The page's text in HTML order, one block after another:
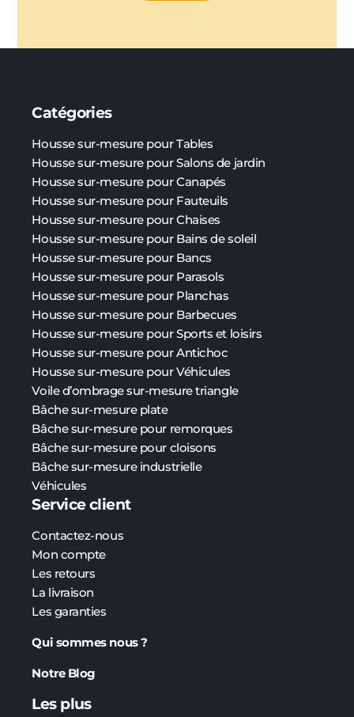
Catégories
Housse sur-mesure pour Tables
Housse sur-mesure pour Salons de jardin
Housse sur-mesure pour Canapés
Housse sur-mesure pour Fauteuils
Housse sur-mesure pour Chaises
Housse sur-mesure pour Bains de soleil
Housse sur-mesure pour Bancs
Housse sur-mesure pour Parasols
Housse sur-mesure pour Planchas
Housse sur-mesure pour Barbecues
Housse sur-mesure pour Sports et loisirs
Housse sur-mesure pour Antichoc
Housse sur-mesure pour Véhicules
Voile d’ombrage sur-mesure triangle
Bâche sur-mesure plate
Bâchesur-mesurepour remorques
Bâchesur-mesurepour cloisons
Bâchesur-mesureindustrielle
Véhicules
Service client
Contactez-nous
Mon compte
Les retours
La livraison
Les garanties
Qui sommes nous ?
Notre Blog
Les plus